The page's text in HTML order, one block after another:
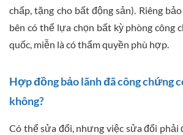
chấp, tặng cho bất động sản). Riêng
bên có thể lựa chọn bất kỳ phòng công
quốc, miễn là có thẩm quyền phù hợp.
Hợp đồng bảo lãnh đã công chứng
không?
Có thể sửa đổi, nhưng việc sửa đổi